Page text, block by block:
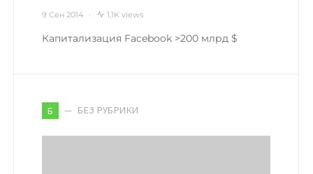
9 Сен 2014 1,1K views
Капитализация Facebook >200 млрд $
Б БЕЗ РУБРИКИ